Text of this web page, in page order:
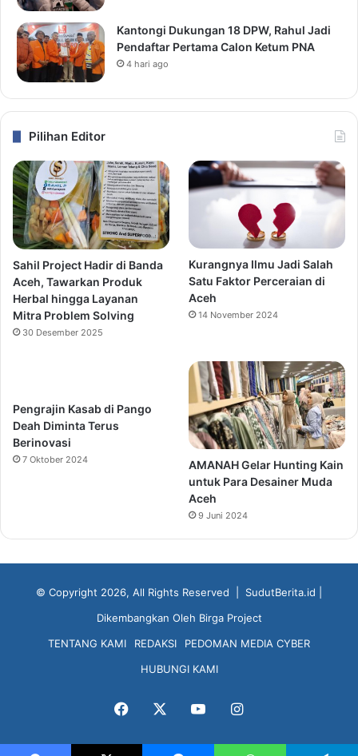
Kantongi Dukungan 18 DPW, Rahul Jadi
Pendaftar Pertama Calon Ketum PNA
4 hari ago
Pilihan Editor
Sahil Project Hadir di Banda
Aceh, Tawarkan Produk
Herbal hingga Layanan
Mitra Problem Solving
30 Desember 2025
Kurangnya Ilmu Jadi Salah
Satu Faktor Perceraian di
Aceh
14 November 2024
Pengrajin Kasab di Pango
Deah Diminta Terus
Berinovasi
7 Oktober 2024
AMANAH Gelar Hunting Kain
untuk Para Desainer Muda
Aceh
9 Juni 2024
© Copyright 2026, All Rights Reserved | SudutBerita.id
Dikembangkan Oleh Birga Project
TENTANG KAMI
REDAKSI
PEDOMAN MEDIA CYBER
HUBUNGI KAMI
Facebook YouTubeInstagram